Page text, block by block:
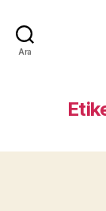
Ara